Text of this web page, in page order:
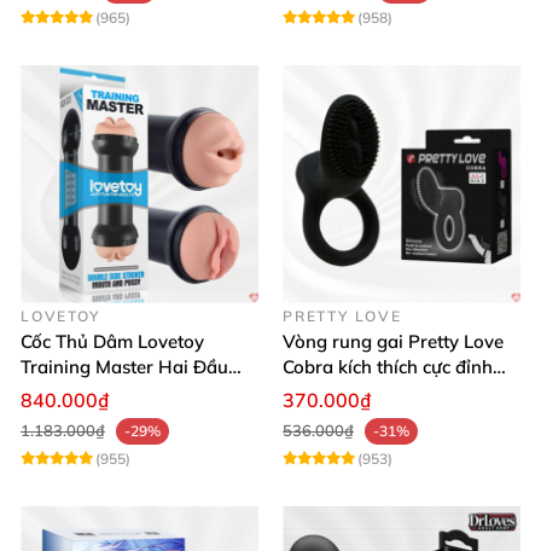
(965)
(958)
LOVETOY
Cốc Thủ Dâm Lovetoy
Training Master Hai Đầu
Siêu Thật, Tăng Khoái Cảm
840.000₫
1.183.000₫
-29%
(955)
PRETTY LOVE
Vòng rung gai Pretty Love
Cobra kích thích cực đỉnh
trải nghiệm
370.000₫
536.000₫
-31%
(953)